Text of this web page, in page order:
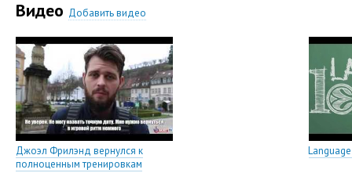
Видео Добавить видео
Джоэл Фрилэнд вернулся к
полноценным тренировкам